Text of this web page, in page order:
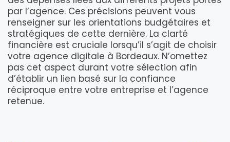
par l’agence. Ces précisions peuvent vous
renseigner sur les orientations budgétaires et
stratégiques de cette dernière. La clarté
financière est cruciale lorsqu’il s’agit de choisir
votre agence digitale à Bordeaux. N’omettez
pas cet aspect durant votre sélection afin
d’établir un lien basé sur la confiance
réciproque entre votre entreprise et l’agence
retenue.